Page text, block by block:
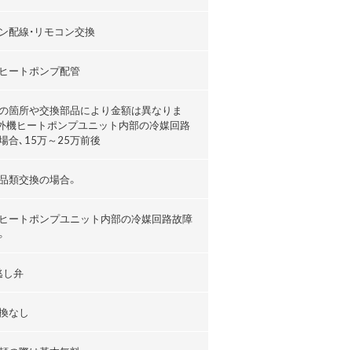
配線・リモコン交換
ートポンプ配管
箇所や交換部品により金額は異なりま
機ヒートポンプユニット内部の冷媒回路
合､15万～25万前後
類交換の場合。
ートポンプユニット内部の冷媒回路故障
し弁
なし